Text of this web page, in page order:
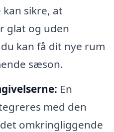
sikre, at
glat og uden
kan få dit nye rum
sæson.
En
med den
omkringliggende